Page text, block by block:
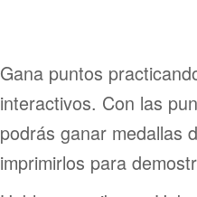
Gana puntos
interactivos. Con las
podrás ganar medallas
imprimirlos para